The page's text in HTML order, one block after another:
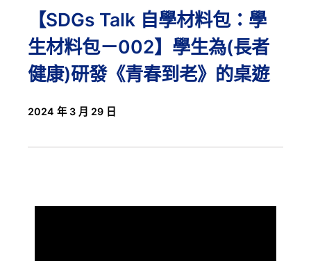
【SDGs Talk 自學材料包：學
生材料包－002】學生為(長者
健康)研發《青春到老》的桌遊
2024 年 3 月 29 日